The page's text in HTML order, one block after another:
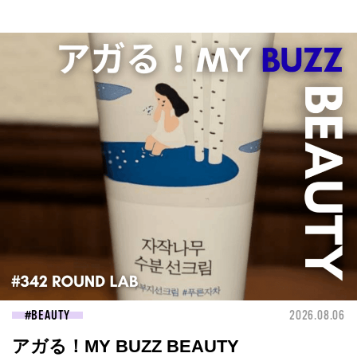
BEAUTY 2026.08.06
アガる！MY BUZZ BEAUTY